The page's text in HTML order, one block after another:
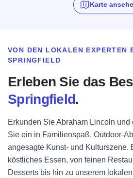
Karte
VON DEN LOKALEN EXPERTEN
SPRINGFIELD
Erleben Sie das
Springfield.
Erkunden Sie Abraham Lincoln und
Sie ein in Familienspaß, Outdoor-
angesagte Kunst- und Kulturszene.
köstliches Essen, von feinen
Desserts bis hin zu unserem